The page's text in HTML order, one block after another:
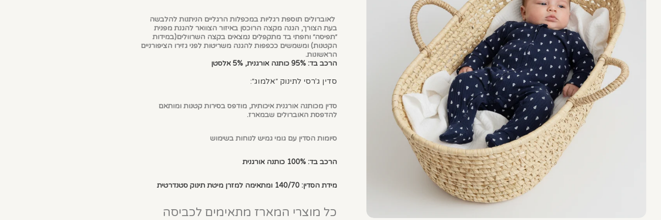
לאוברולים תוספת רגליות במכפלות הרגליים הניתנות להלבשה
בעת הצורך, הגנה מקצה הרוכסן באיזור הצוואר להגנת מפנית
״תפיסה״ וחפתי בד מתקפלים נמצאים בקצה השרוולים(במידות
הקטנות) ומשמשים ככפפות להגנה משריטות לפני גזירו הציפורניים
הראשונות.
הרכב בד: 95% כותנה אורגנית, 5% אלסטן
סדין ג'רסי לתינוק ״אלמוג״:
סדין מכותנה אורגנית איכותית, מודפס בסירות קטנות ומותאם
להדפסת האוברולים שבמארז.
סיומות הסדין עם גומי גמיש לנוחות בשימוש
הרכב בד: 100% כותנה אורגנית
מידת הסדין: 140/70 ומתאימה למזרן מיטת תינוק סטנדרטית
כל מוצרי המארז מתאימים לכביסה